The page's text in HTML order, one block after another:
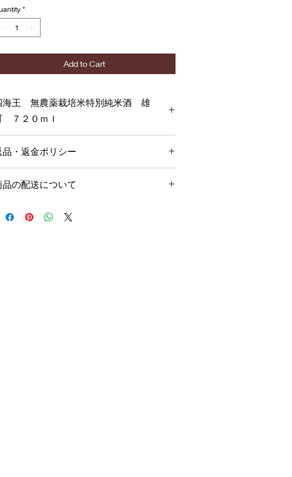
*
Add to Cart
海王 無農薬栽培米特別純米酒 雄
７２０ｍｌ
品・返金ポリシー
しなかった場合や、不備があった場合に行う手続き
けます。
品の配送について
海道と沖縄は1本1500円となります。